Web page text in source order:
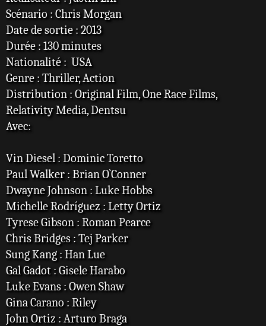
Scénario : Chris Morgan
Date de sortie : 2013
Durée : 130 minutes
Nationalité : USA
Genre : Thriller, Action
Distribution : Original Film, One Race Films,
Relativity Media, Dentsu
Avec:
Vin Diesel : Dominic Toretto
Paul Walker : Brian O`Conner
Dwayne Johnson : Luke Hobbs
Michelle Rodríguez : Letty Ortiz
Tyrese Gibson : Roman Pearce
Chris Bridges : Tej Parker
Sung Kang : Han Lue
Gal Gadot : Gisele Harabo
Luke Evans : Owen Shaw
Gina Carano : Riley
John Ortiz : Arturo Braga